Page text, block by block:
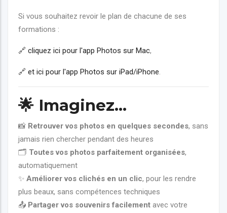
Si vous souhaitez revoir le plan de chacune de ses
formations :
🔗 cliquez ici pour l'app Photos sur Mac,
🔗 et ici pour l'app Photos sur iPad/iPhone.
🌟 Imaginez…
📸 Retrouver vos photos en quelques secondes, sans
jamais rien chercher pendant des heures
🗂️ Toutes vos photos parfaitement organisées,
automatiquement
✨ Améliorer vos clichés en un clic, pour les rendre
plus beaux, sans compétences techniques
📤 Partager vos souvenirs facilement avec votre